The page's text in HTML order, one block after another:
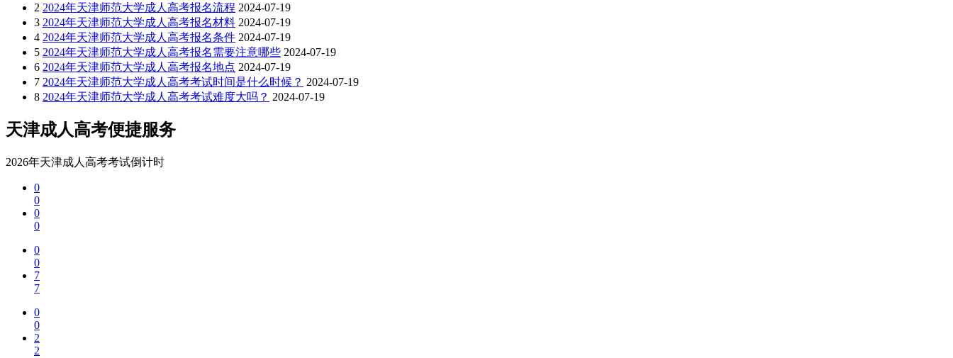
展开全文
2 2024年天津师范大学成人高考报名流程 2024-07-19
3 2024年天津师范大学成人高考报名材料 2024-07-19
4 2024年天津师范大学成人高考报名条件 2024-07-19
5 2024年天津师范大学成人高考报名需要注意哪些 2024-07-19
6 2024年天津师范大学成人高考报名地点 2024-07-19
7 2024年天津师范大学成人高考考试时间是什么时候？ 2024-07-19
8 2024年天津师范大学成人高考考试难度大吗？ 2024-07-19
天津成人高考便捷服务
2026年天津成人高考考试倒计时
0
0
0
0
0
0
7
7
0
0
2
2